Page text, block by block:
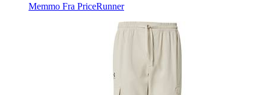
Memmo Fra PriceRunner